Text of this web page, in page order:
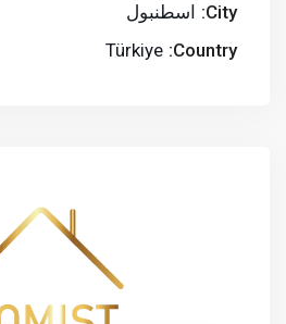
City:
اسطنبول
Country:
Türkiye